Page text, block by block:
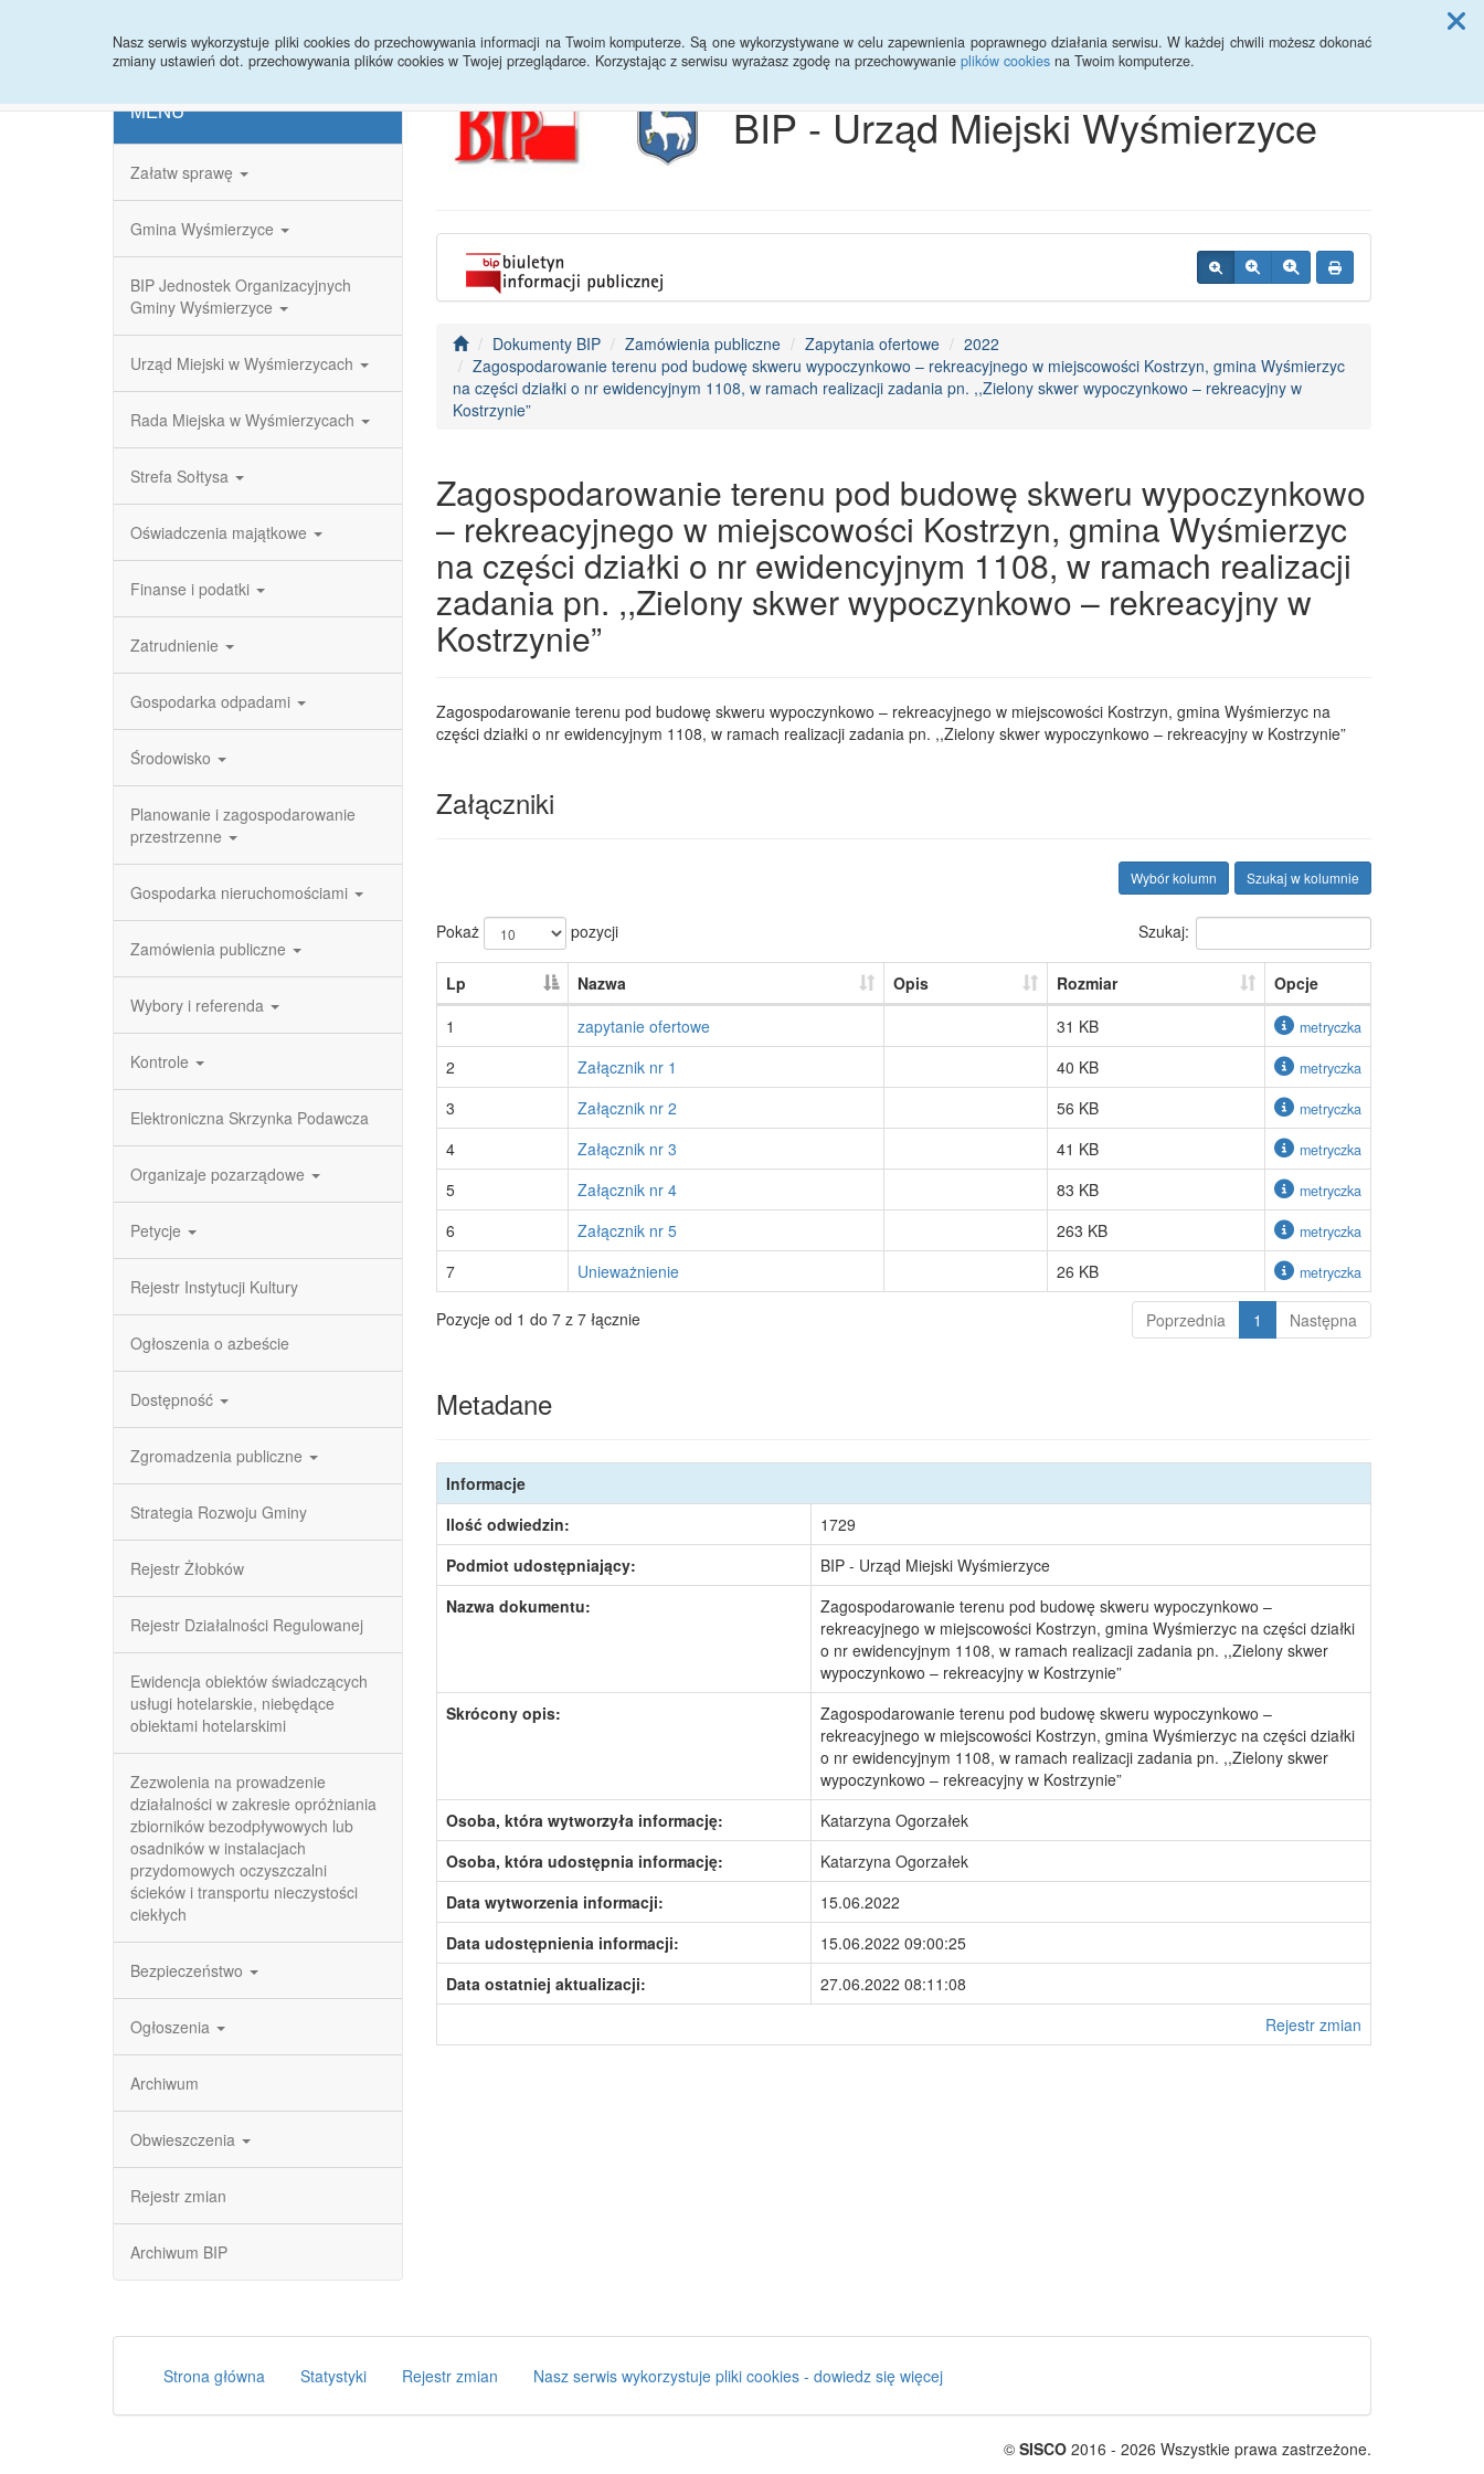
Nasz serwis wykorzystuje pliki cookies do przechowywania informacji na Twoim komputerze. Są one wykorzystywane w celu zapewnienia poprawnego działania serwisu. W każdej chwili możesz dokonać
zmiany ustawień dot. przechowywania plików cookies w Twojej przeglądarce. Korzystając z serwisu wyrażasz zgodę na przechowywanie plików cookies na Twoim komputerze.
Przycisk wyszukaj duży
MENU
Załatw sprawę
Gmina Wyśmierzyce
BIP Jednostek Organizacyjnych
Gminy Wyśmierzyce
Urząd Miejski w Wyśmierzycach
Rada Miejska w Wyśmierzycach
Strefa Sołtysa
Oświadczenia majątkowe
Finanse i podatki
Zatrudnienie
Gospodarka odpadami
Środowisko
Planowanie i zagospodarowanie
przestrzenne
Gospodarka nieruchomościami
Zamówienia publiczne
Wybory i referenda
Kontrole
Elektroniczna Skrzynka Podawcza
Organizaje pozarządowe
Petycje
Rejestr Instytucji Kultury
Ogłoszenia o azbeście
Dostępność
Zgromadzenia publiczne
Strategia Rozwoju Gminy
Rejestr Żłobków
Rejestr Działalności Regulowanej
Ewidencja obiektów świadczących
usługi hotelarskie, niebędące
obiektami hotelarskimi
Zezwolenia na prowadzenie
działalności w zakresie opróżniania
zbiorników bezodpływowych lub
osadników w instalacjach
przydomowych oczyszczalni
ścieków i transportu nieczystości
ciekłych
Bezpieczeństwo
Ogłoszenia
Archiwum
Obwieszczenia
Rejestr zmian
Archiwum BIP
BIP - Urząd Miejski Wyśmierzyce
Dokumenty BIP Zamówienia publiczne Zapytania ofertowe
2022
Zagospodarowanie terenu pod budowę skweru wypoczynkowo – rekreacyjnego w miejscowości Kostrzyn, gmina Wyśmierzyc
na części działki o nr ewidencyjnym 1108, w ramach realizacji zadania pn. ,,Zielony skwer wypoczynkowo – rekreacyjny w
Kostrzynie”
Zagospodarowanie terenu pod budowę skweru wypoczynkowo
– rekreacyjnego w miejscowości Kostrzyn, gmina Wyśmierzyc
na części działki o nr ewidencyjnym 1108, w ramach realizacji
zadania pn. ,,Zielony skwer wypoczynkowo – rekreacyjny w
Kostrzynie”
Zagospodarowanie terenu pod budowę skweru wypoczynkowo – rekreacyjnego w miejscowości Kostrzyn, gmina Wyśmierzyc na
części działki o nr ewidencyjnym 1108, w ramach realizacji zadania pn. ,,Zielony skwer wypoczynkowo – rekreacyjny w Kostrzynie”
Załączniki
Szukaj w kolumnie
Wybór kolumn
Pokaż pozycji Szukaj:
Lp Nazwa Opis Rozmiar
Opcje
1
zapytanie ofertowe 31 KB metryczka
2 Załącznik nr 1 40 KB metryczka
3 Załącznik nr 2 56 KB metryczka
4 Załącznik nr 3 41 KB metryczka
5 Załącznik nr 4 83 KB metryczka
6 Załącznik nr 5 263 KB metryczka
7 Unieważnienie 26 KB metryczka
Pozycje od 1 do 7 z 7 łącznie Poprzednia 1 Następna
Metadane
Informacje
Ilość odwiedzin:
1729
Podmiot udostępniający:
BIP - Urząd Miejski Wyśmierzyce
Nazwa dokumentu:
Zagospodarowanie terenu pod budowę skweru wypoczynkowo –
rekreacyjnego w miejscowości Kostrzyn, gmina Wyśmierzyc na części działki
o nr ewidencyjnym 1108, w ramach realizacji zadania pn. ,,Zielony skwer
wypoczynkowo – rekreacyjny w Kostrzynie”
Skrócony opis:
Zagospodarowanie terenu pod budowę skweru wypoczynkowo –
rekreacyjnego w miejscowości Kostrzyn, gmina Wyśmierzyc na części działki
o nr ewidencyjnym 1108, w ramach realizacji zadania pn. ,,Zielony skwer
wypoczynkowo – rekreacyjny w Kostrzynie”
Osoba, która wytworzyła informację:
Katarzyna Ogorzałek
Osoba, która udostępnia informację:
Katarzyna Ogorzałek
Data wytworzenia informacji:
15.06.2022
Data udostępnienia informacji:
15.06.2022 09:00:25
Data ostatniej aktualizacji:
27.06.2022 08:11:08
Rejestr zmian
Strona główna Statystyki Rejestr zmian Nasz serwis wykorzystuje pliki cookies - dowiedz się więcej
© SISCO 2016 - 2026 Wszystkie prawa zastrzeżone.